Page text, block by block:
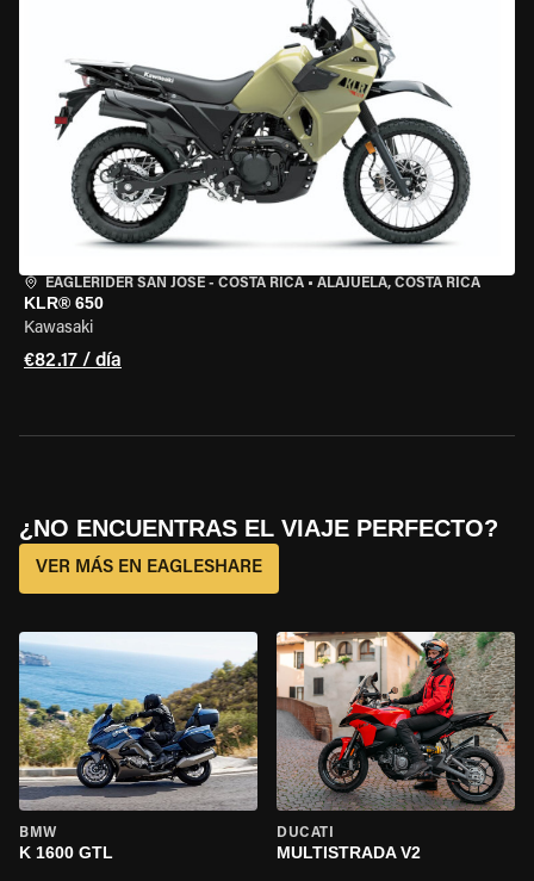
EAGLERIDER SAN JOSE - COSTA RICA • ALAJUELA, COSTA RICA
KLR® 650
Kawasaki
€82.17 / día
¿NO ENCUENTRAS EL VIAJE PERFECTO?
VER MÁS EN EAGLESHARE
BMW
K 1600 GTL
DUCATI
MULTISTRADA V2